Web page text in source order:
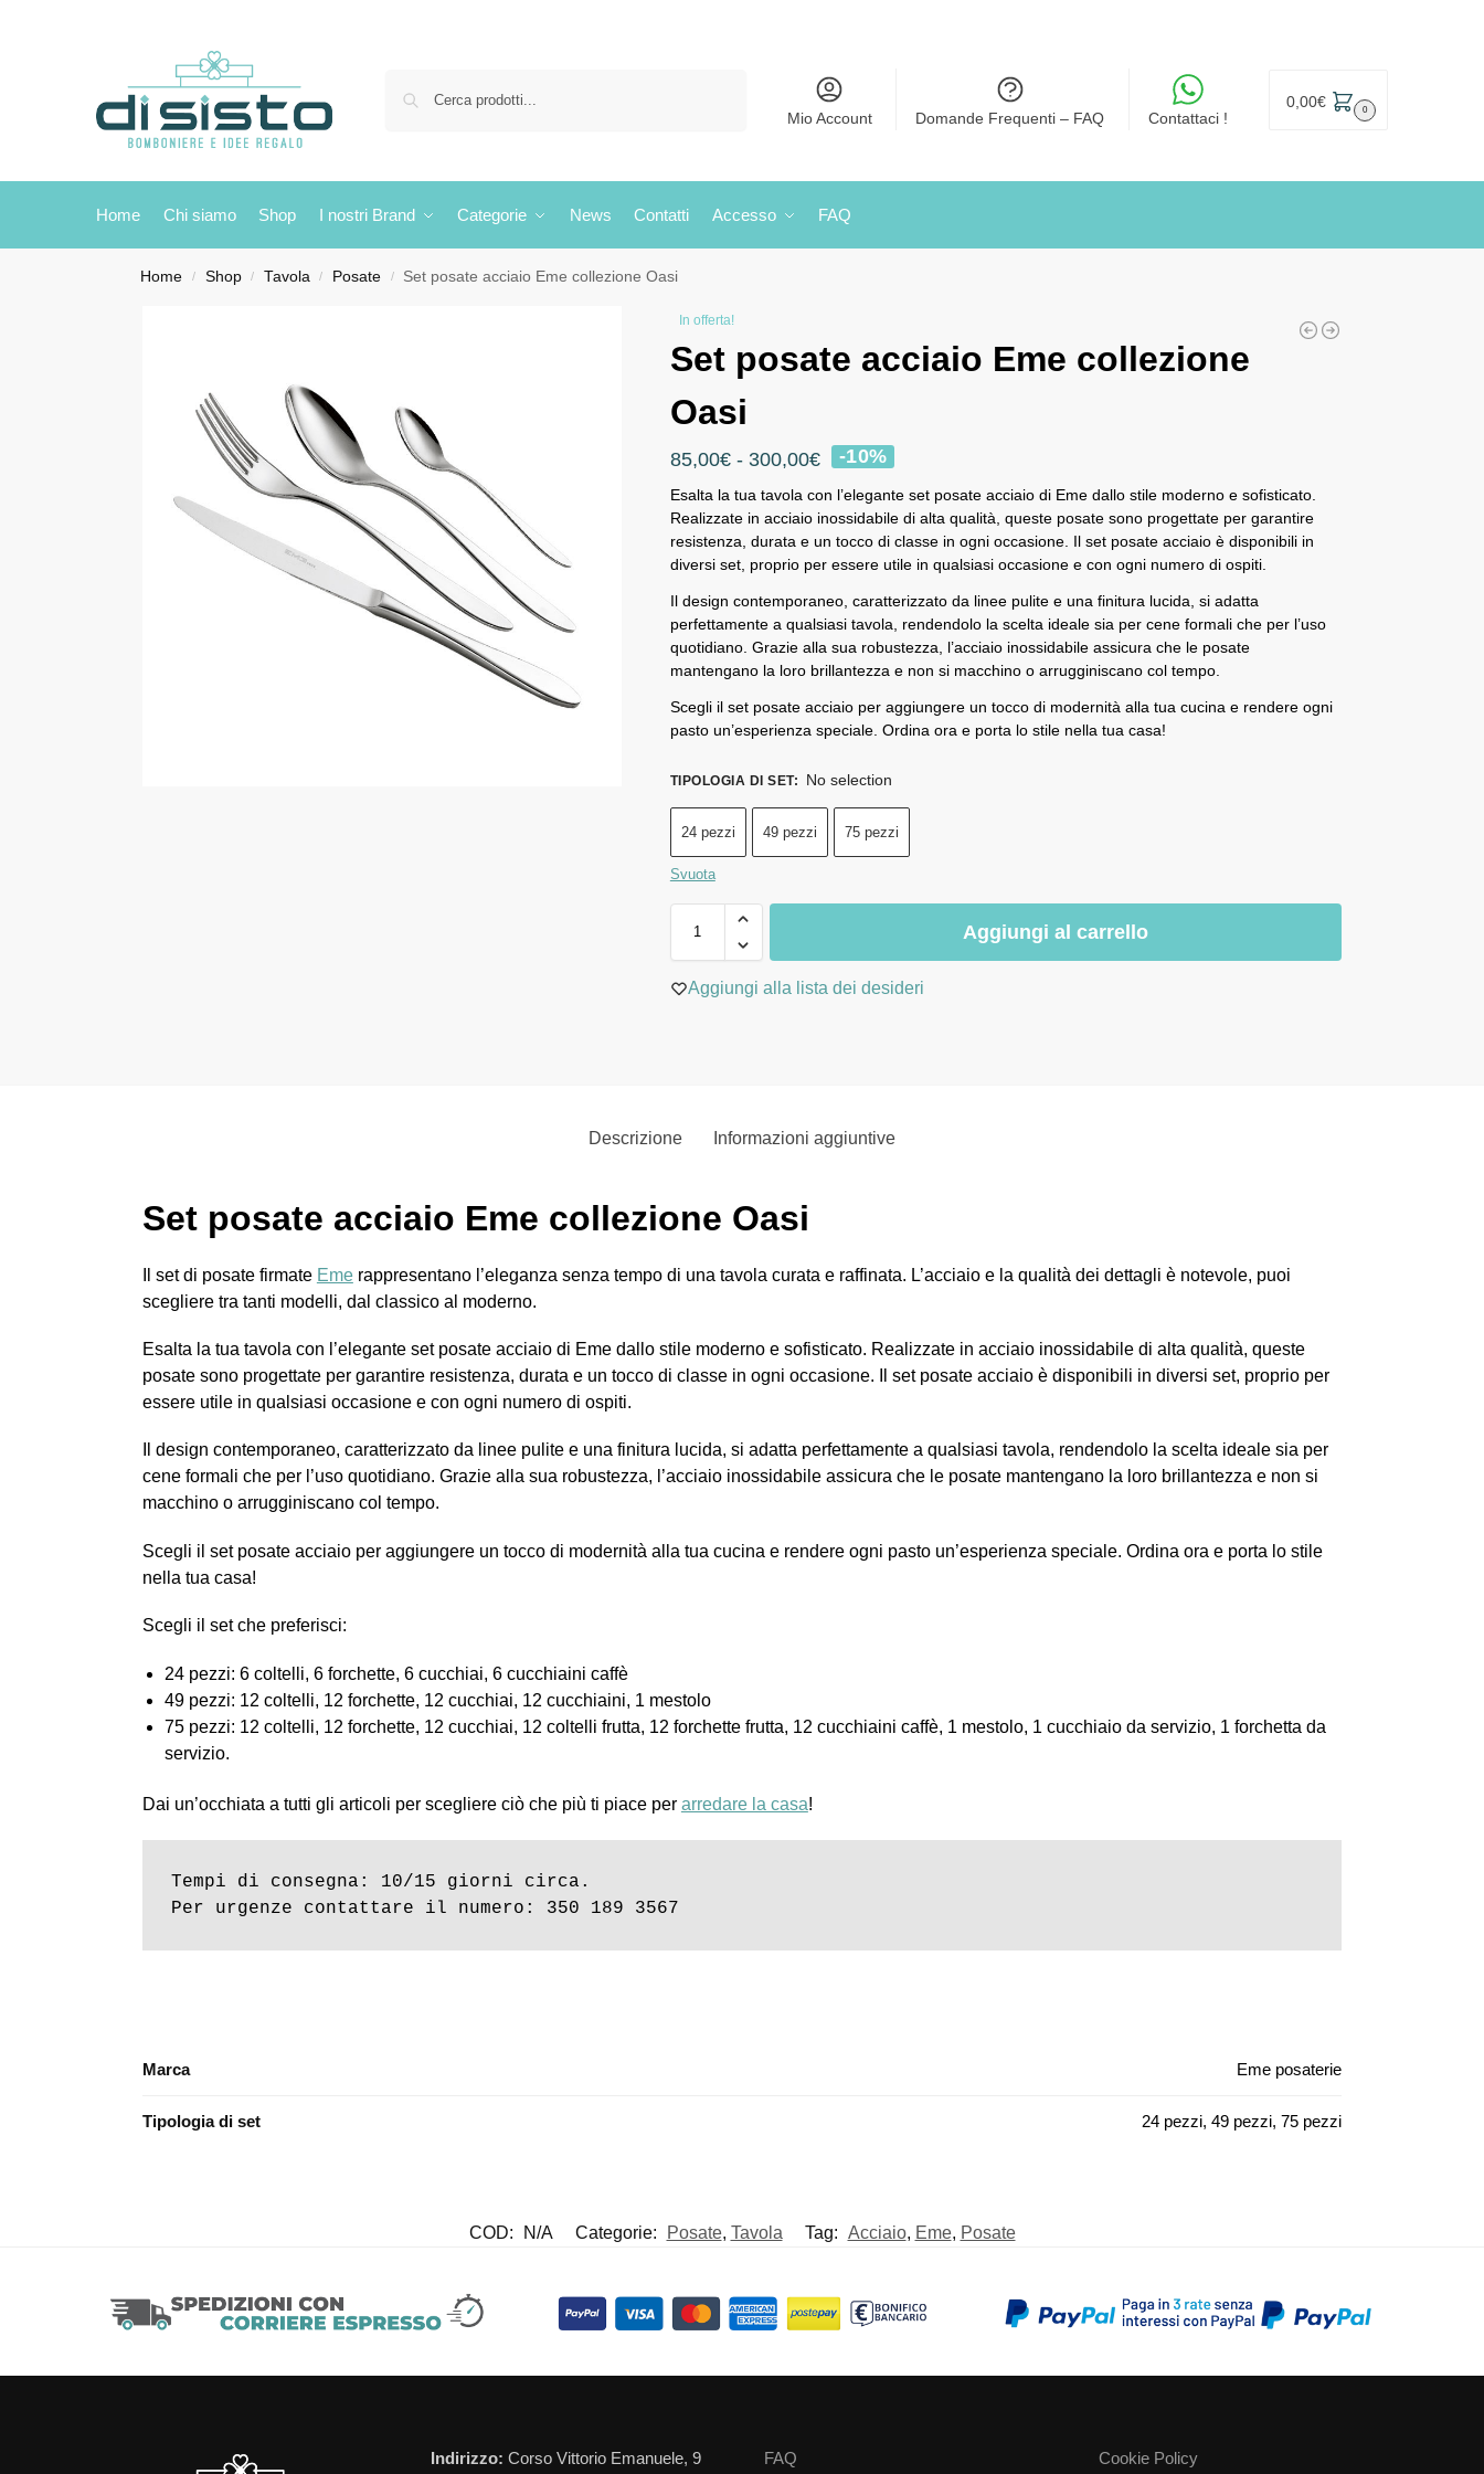
Mio Account Domande Frequenti – FAQ Contattaci !
0,00€ 0
Home Chi siamo Shop I nostri Brand Categorie News Contatti Accesso FAQ
Home / Shop / Tavola / Posate / Set posate acciaio Eme collezione Oasi
In offerta!
Set posate acciaio Eme collezione
Oasi
85,00€ - 300,00€ -10%
Esalta la tua tavola con l’elegante set posate acciaio di Eme dallo stile moderno e sofisticato.
Realizzate in acciaio inossidabile di alta qualità, queste posate sono progettate per garantire
resistenza, durata e un tocco di classe in ogni occasione. Il set posate acciaio è disponibili in
diversi set, proprio per essere utile in qualsiasi occasione e con ogni numero di ospiti.
Il design contemporaneo, caratterizzato da linee pulite e una finitura lucida, si adatta
perfettamente a qualsiasi tavola, rendendolo la scelta ideale sia per cene formali che per l’uso
quotidiano. Grazie alla sua robustezza, l’acciaio inossidabile assicura che le posate
mantengano la loro brillantezza e non si macchino o arrugginiscano col tempo.
Scegli il set posate acciaio per aggiungere un tocco di modernità alla tua cucina e rendere ogni
pasto un’esperienza speciale. Ordina ora e porta lo stile nella tua casa!
TIPOLOGIA DI SET: No selection
24 pezzi 49 pezzi 75 pezzi
Svuota
Aggiungi al carrello
Aggiungi alla lista dei desideri
Descrizione Informazioni aggiuntive
Set posate acciaio Eme collezione Oasi
Il set di posate firmate Emerappresentano l’eleganza senza tempo di una tavola curata e raffinata. L’acciaio e la qualità dei dettagli è notevole, puoi
scegliere tra tanti modelli, dal classico al moderno.
Esalta la tua tavola con l’elegante set posate acciaio di Eme dallo stile moderno e sofisticato. Realizzate in acciaio inossidabile di alta qualità, queste
posate sono progettate per garantire resistenza, durata e un tocco di classe in ogni occasione. Il set posate acciaio è disponibili in diversi set, proprio per
essere utile in qualsiasi occasione e con ogni numero di ospiti.
Il design contemporaneo, caratterizzato da linee pulite e una finitura lucida, si adatta perfettamente a qualsiasi tavola, rendendolo la scelta ideale sia per
cene formali che per l’uso quotidiano. Grazie alla sua robustezza, l’acciaio inossidabile assicura che le posate mantengano la loro brillantezza e non si
macchino o arrugginiscano col tempo.
Scegli il set posate acciaio per aggiungere un tocco di modernità alla tua cucina e rendere ogni pasto un’esperienza speciale. Ordina ora e porta lo stile
nella tua casa!
Scegli il set che preferisci:
24 pezzi: 6 coltelli, 6 forchette, 6 cucchiai, 6 cucchiaini caffè
49 pezzi: 12 coltelli, 12 forchette, 12 cucchiai, 12 cucchiaini, 1 mestolo
75 pezzi: 12 coltelli, 12 forchette, 12 cucchiai, 12 coltelli frutta, 12 forchette frutta, 12 cucchiaini caffè, 1 mestolo, 1 cucchiaio da servizio, 1 forchetta da
servizio.
Dai un’occhiata a tutti gli articoli per scegliere ciò che più ti piace per arredare la casa!
Tempi di consegna: 10/15 giorni circa.
Per urgenze contattare il numero: 350 189 3567
Marca Eme posaterie
Tipologia di set 24 pezzi, 49 pezzi, 75 pezzi
COD: N/A Categorie: Posate, Tavola Tag: Acciaio, Eme, Posate
Indirizzo: Corso Vittorio Emanuele, 9
FAQ Cookie Policy